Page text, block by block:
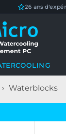
26 ans
Waterblocks